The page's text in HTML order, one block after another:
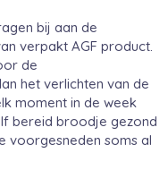
bij aan de
verpakt AGF product.
de
het verlichten van de
moment in de week
bereid broodje gezond
voorgesneden soms al